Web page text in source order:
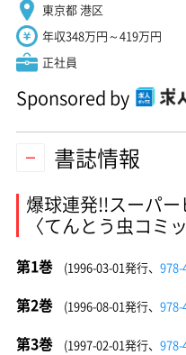
東京都 港区
年収348万円～419万円
正社員
Sponsored by
書誌情報
爆球連発!!スーパ
〈てんとう虫コミ
第1巻 (1996-03-01発行、 978-
第2巻 (1996-08-01発行、 978-
第3巻 (1997-02-01発行、 978-